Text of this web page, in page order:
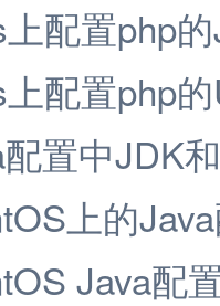
配置php
配置php
置中JDK
上的
Java配